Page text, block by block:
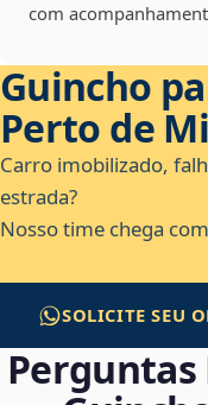
com
Guincho
Perto de
Carro imobilizado,
estrada?
Nosso time chega
SOLICITE SEU
Perguntas